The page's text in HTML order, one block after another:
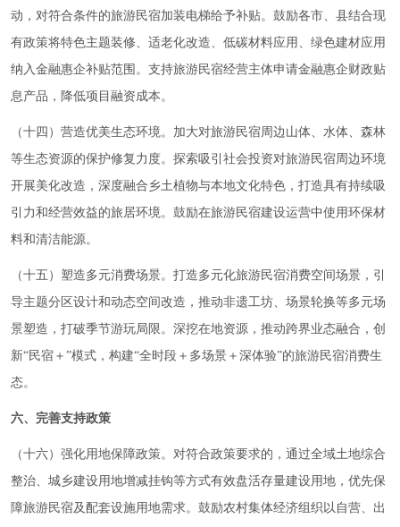
动，对符合条件的旅游民宿加装电梯给予补贴。鼓励各市、县结合现
有政策将特色主题装修、适老化改造、低碳材料应用、绿色建材应用
纳入金融惠企补贴范围。支持旅游民宿经营主体申请金融惠企财政贴
息产品，降低项目融资成本。
（十四）营造优美生态环境。加大对旅游民宿周边山体、水体、森林
等生态资源的保护修复力度。探索吸引社会投资对旅游民宿周边环境
开展美化改造，深度融合乡土植物与本地文化特色，打造具有持续吸
引力和经营效益的旅居环境。鼓励在旅游民宿建设运营中使用环保材
料和清洁能源。
（十五）塑造多元消费场景。打造多元化旅游民宿消费空间场景，引
导主题分区设计和动态空间改造，推动非遗工坊、场景轮换等多元场
景塑造，打破季节游玩局限。深挖在地资源，推动跨界业态融合，创
新“民宿＋”模式，构建“全时段＋多场景＋深体验”的旅游民宿消费生
态。
六、完善支持政策
（十六）强化用地保障政策。对符合政策要求的，通过全域土地综合
整治、城乡建设用地增减挂钩等方式有效盘活存量建设用地，优先保
障旅游民宿及配套设施用地需求。鼓励农村集体经济组织以自营、出